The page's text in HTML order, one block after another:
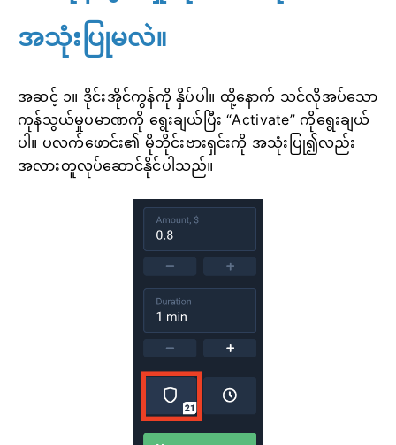
အသုံးပြုမလဲ။
အဆင့် ၁။ ဒိုင်းအိုင်ကွန်ကို နှိပ်ပါ။ ထို့နောက် သင်လိုအပ်သော
ကုန်သွယ်မှုပမာဏကို ရွေးချယ်ပြီး “Activate” ကိုရွေးချယ်
ပါ။ ပလက်ဖောင်း၏ မိုဘိုင်းဗားရှင်းကို အသုံးပြု၍လည်း
အလားတူလုပ်ဆောင်နိုင်ပါသည်။